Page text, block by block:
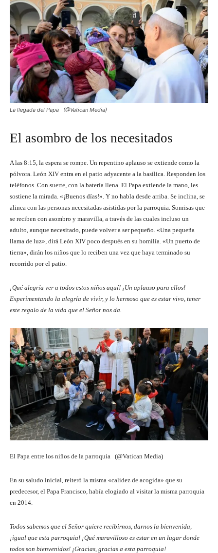
La llegada del Papa (@Vatican Media)
El asombro de los necesitados
A las 8:15, la espera se rompe. Un repentino aplauso se extiende como la
pólvora. León XIV entra en el patio adyacente a la basílica. Responden los
teléfonos. Con suerte, con la batería llena. El Papa extiende la mano, les
sostiene la mirada. «¡Buenos días!». Y no habla desde arriba. Se inclina, se
alinea con las personas necesitadas asistidas por la parroquia. Sonrisas que
se reciben con asombro y maravilla, a través de las cuales incluso un
adulto, aunque necesitado, puede volver a ser pequeño. «Una pequeña
llama de luz», dirá León XIV poco después en su homilía. «Un puerto de
tierra», dirán los niños que lo reciben una vez que haya terminado su
recorrido por el patio.
¡Qué alegría ver a todos estos niños aquí! ¡Un aplauso para ellos!
Experimentando la alegría de vivir, y lo hermoso que es estar vivo, tener
este regalo de la vida que el Señor nos da.
El Papa entre los niños de la parroquia (@Vatican Media)
En su saludo inicial, reiteró la misma «calidez de acogida» que su
predecesor, el Papa Francisco, había elogiado al visitar la misma parroquia
en 2014.
Todos sabemos que el Señor quiere recibirnos, darnos la bienvenida,
¡igual que esta parroquia! ¡Qué maravilloso es estar en un lugar donde
todos son bienvenidos! ¡Gracias, gracias a esta parroquia!